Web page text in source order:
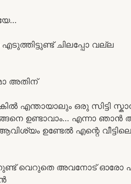
ചിലപ്പോ വല്ല
അതിന്
എന്തായാലും ഒരു സിട്ടി
ഉണ്ടാവാം… എന്നാ ഞാൻ
ഉണ്ടേൽ എന്റെ
വെറുതെ അവനോട് ഓരോ